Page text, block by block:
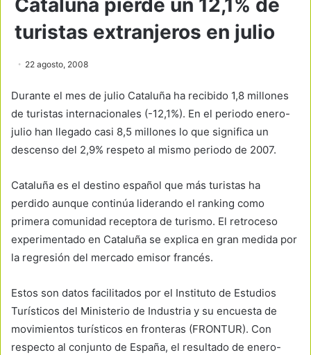
Cataluña pierde un 12,1% de
turistas extranjeros en julio
22 agosto, 2008
Durante el mes de julio Cataluña ha recibido 1,8 millones
de turistas internacionales (-12,1%). En el periodo enero-
julio han llegado casi 8,5 millones lo que significa un
descenso del 2,9% respeto al mismo periodo de 2007.
Cataluña es el destino español que más turistas ha
perdido aunque continúa liderando el ranking como
primera comunidad receptora de turismo. El retroceso
experimentado en Cataluña se explica en gran medida por
la regresión del mercado emisor francés.
Estos son datos facilitados por el Instituto de Estudios
Turísticos del Ministerio de Industria y su encuesta de
movimientos turísticos en fronteras (FRONTUR). Con
respecto al conjunto de España, el resultado de enero-